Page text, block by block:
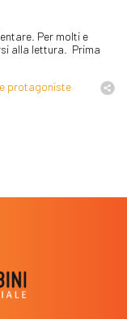
Per molti e
alla lettura. Prima
protagoniste